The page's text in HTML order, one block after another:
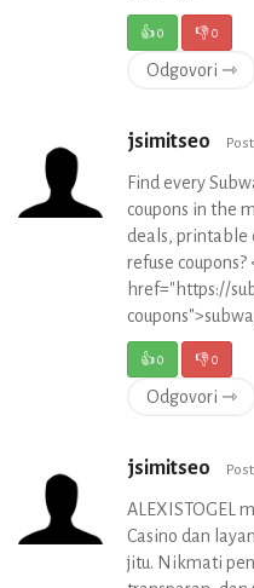
👍0 👎0
Odgovori ⇾
jsimitseo
Find every
coupons in the
deals, printable
refuse coupons?
href="https://
👍0 👎0
Odgovori ⇾
jsimitseo
ALEXISTOGEL
Casino dan
jitu. Nikmati